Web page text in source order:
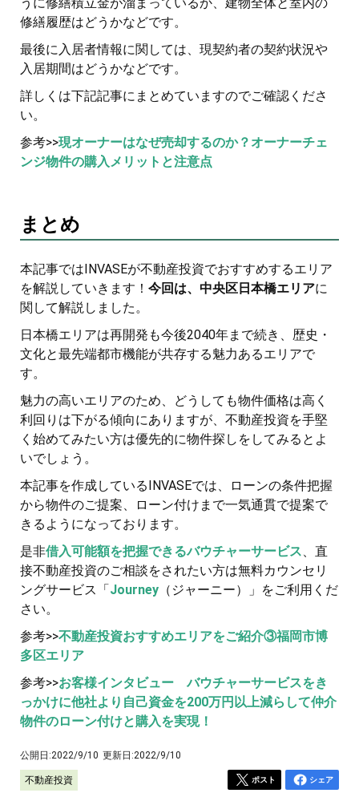
うに修繕積立金が溜まっているか、建物全体と室内の
修繕履歴はどうかなどです。
最後に入居者情報に関しては、現契約者の契約状況や
入居期間はどうかなどです。
詳しくは下記記事にまとめていますのでご確認くださ
い。
参考>>現オーナーはなぜ売却するのか？オーナーチェ
ンジ物件の購入メリットと注意点
まとめ
本記事ではINVASEが不動産投資でおすすめするエリア
を解説していきます！ 今回は、中央区日本橋エリアに
関して解説しました。
日本橋エリアは再開発も今後2040年まで続き、歴史・
文化と最先端都市機能が共存する魅力あるエリアで
す。
魅力の高いエリアのため、どうしても物件価格は高く
利回りは下がる傾向にありますが、不動産投資を手堅
く始めてみたい方は優先的に物件探しをしてみるとよ
いでしょう。
本記事を作成しているINVASEでは、ローンの条件把握
から物件のご提案、ローン付けまで一気通貫で提案で
きるようになっております。
是非借入可能額を把握できるバウチャーサービス、直
接不動産投資のご相談をされたい方は無料カウンセリ
ングサービス「 Journey （ジャーニー）」をご利用くだ
さい。
参考>>不動産投資おすすめエリアをご紹介③福岡市博
多区エリア
参考>>お客様インタビュー バウチャーサービスをき
っかけに他社より自己資金を200万円以上減らして仲介
物件のローン付けと購入を実現！
公開日:2022/9/10 更新日:2022/9/10
不動産投資 ポスト シェア